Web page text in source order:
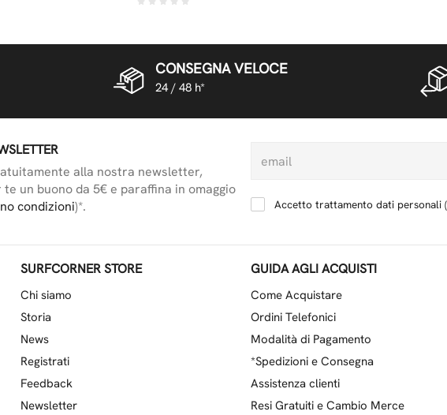
CONSEGNA VELOCE
24 / 48 h*
alla nostra newsletter,
un buono da 5€ e paraffina in omaggio
condizioni)*. Accetto trattamento dati personali (
SURFCORNER STORE
Chi siamo
Storia
News
Registrati
Feedback
Newsletter
GUIDA AGLI ACQUISTI
Come Acquistare
Ordini Telefonici
Modalità di Pagamento
*Spedizioni e Consegna
Assistenza clienti
Resi Gratuiti e Cambio Merce